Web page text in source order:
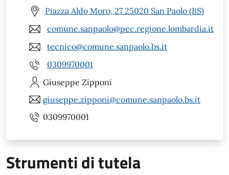
Piazza Aldo Moro, 27 25020 San Paolo (BS)
comune.sanpaolo@pec.regione.lombardia.it
tecnico@comune.sanpaolo.bs.it
0309970001
Giuseppe Zipponi
giuseppe.zipponi@comune.sanpaolo.bs.it
0309970001
Strumenti di tutela